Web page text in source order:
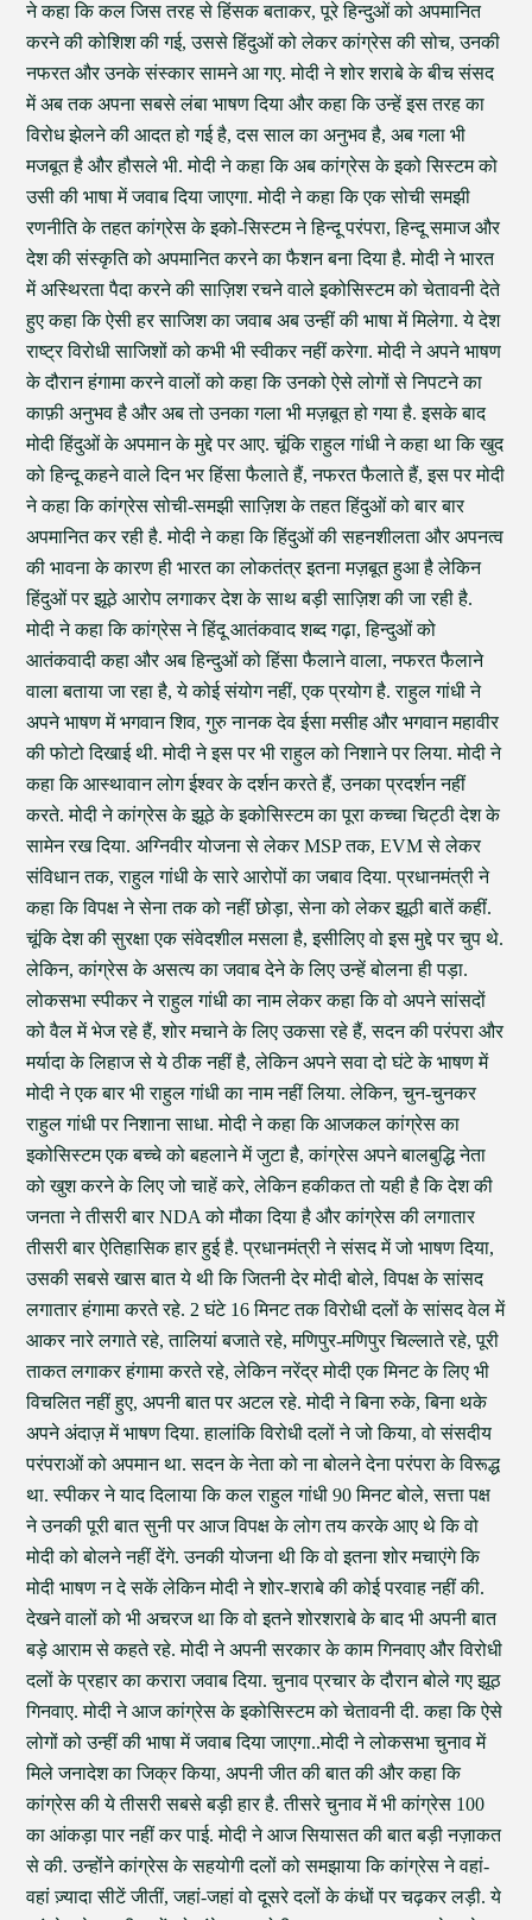
ने कहा कि कल जिस तरह से हिंसक बताकर, पूरे हिन्दुओं को अपमानित
करने की कोशिश की गई, उससे हिंदुओं को लेकर कांग्रेस की सोच, उनकी
नफरत और उनके संस्कार सामने आ गए. मोदी ने शोर शराबे के बीच संसद
में अब तक अपना सबसे लंबा भाषण दिया और कहा कि उन्हें इस तरह का
विरोध झेलने की आदत हो गई है, दस साल का अनुभव है, अब गला भी
मजबूत है और हौसले भी. मोदी ने कहा कि अब कांग्रेस के इको सिस्टम को
उसी की भाषा में जवाब दिया जाएगा. मोदी ने कहा कि एक सोची समझी
रणनीति के तहत कांग्रेस के इको-सिस्टम ने हिन्दू परंपरा, हिन्दू समाज और
देश की संस्कृति को अपमानित करने का फैशन बना दिया है. मोदी ने भारत
में अस्थिरता पैदा करने की साज़िश रचने वाले इकोसिस्टम को चेतावनी देते
हुए कहा कि ऐसी हर साजिश का जवाब अब उन्हीं की भाषा में मिलेगा. ये देश
राष्ट्र विरोधी साजिशों को कभी भी स्वीकर नहीं करेगा. मोदी ने अपने भाषण
के दौरान हंगामा करने वालों को कहा कि उनको ऐसे लोगों से निपटने का
काफ़ी अनुभव है और अब तो उनका गला भी मज़बूत हो गया है. इसके बाद
मोदी हिंदुओं के अपमान के मुद्दे पर आए. चूंकि राहुल गांधी ने कहा था कि खुद
को हिन्दू कहने वाले दिन भर हिंसा फैलाते हैं, नफरत फैलाते हैं, इस पर मोदी
ने कहा कि कांग्रेस सोची-समझी साज़िश के तहत हिंदुओं को बार बार
अपमानित कर रही है. मोदी ने कहा कि हिंदुओं की सहनशीलता और अपनत्व
की भावना के कारण ही भारत का लोकतंत्र इतना मज़बूत हुआ है लेकिन
हिंदुओं पर झूठे आरोप लगाकर देश के साथ बड़ी साज़िश की जा रही है.
मोदी ने कहा कि कांग्रेस ने हिंदू आतंकवाद शब्द गढ़ा, हिन्दुओं को
आतंकवादी कहा और अब हिन्दुओं को हिंसा फैलाने वाला, नफरत फैलाने
वाला बताया जा रहा है, ये कोई संयोग नहीं, एक प्रयोग है. राहुल गांधी ने
अपने भाषण में भगवान शिव, गुरु नानक देव ईसा मसीह और भगवान महावीर
की फोटो दिखाई थी. मोदी ने इस पर भी राहुल को निशाने पर लिया. मोदी ने
कहा कि आस्थावान लोग ईश्वर के दर्शन करते हैं, उनका प्रदर्शन नहीं
करते. मोदी ने कांग्रेस के झूठे के इकोसिस्टम का पूरा कच्चा चिट्ठी देश के
सामेन रख दिया. अग्निवीर योजना से लेकर MSP तक, EVM से लेकर
संविधान तक, राहुल गांधी के सारे आरोपों का जबाव दिया. प्रधानमंत्री ने
कहा कि विपक्ष ने सेना तक को नहीं छोड़ा, सेना को लेकर झूठी बातें कहीं.
चूंकि देश की सुरक्षा एक संवेदशील मसला है, इसीलिए वो इस मुद्दे पर चुप थे.
लेकिन, कांग्रेस के असत्य का जवाब देने के लिए उन्हें बोलना ही पड़ा.
लोकसभा स्पीकर ने राहुल गांधी का नाम लेकर कहा कि वो अपने सांसदों
को वैल में भेज रहे हैं, शोर मचाने के लिए उकसा रहे हैं, सदन की परंपरा और
मर्यादा के लिहाज से ये ठीक नहीं है, लेकिन अपने सवा दो घंटे के भाषण में
मोदी ने एक बार भी राहुल गांधी का नाम नहीं लिया. लेकिन, चुन-चुनकर
राहुल गांधी पर निशाना साधा. मोदी ने कहा कि आजकल कांग्रेस का
इकोसिस्टम एक बच्चे को बहलाने में जुटा है, कांग्रेस अपने बालबुद्धि नेता
को खुश करने के लिए जो चाहें करे, लेकिन हकीकत तो यही है कि देश की
जनता ने तीसरी बार NDA को मौका दिया है और कांग्रेस की लगातार
तीसरी बार ऐतिहासिक हार हुई है. प्रधानमंत्री ने संसद में जो भाषण दिया,
उसकी सबसे खास बात ये थी कि जितनी देर मोदी बोले, विपक्ष के सांसद
लगातार हंगामा करते रहे. 2 घंटे 16 मिनट तक विरोधी दलों के सांसद वेल में
आकर नारे लगाते रहे, तालियां बजाते रहे, मणिपुर-मणिपुर चिल्लाते रहे, पूरी
ताकत लगाकर हंगामा करते रहे, लेकिन नरेंद्र मोदी एक मिनट के लिए भी
विचलित नहीं हुए, अपनी बात पर अटल रहे. मोदी ने बिना रुके, बिना थके
अपने अंदाज़ में भाषण दिया. हालांकि विरोधी दलों ने जो किया, वो संसदीय
परंपराओं को अपमान था. सदन के नेता को ना बोलने देना परंपरा के विरूद्ध
था. स्पीकर ने याद दिलाया कि कल राहुल गांधी 90 मिनट बोले, सत्ता पक्ष
ने उनकी पूरी बात सुनी पर आज विपक्ष के लोग तय करके आए थे कि वो
मोदी को बोलने नहीं देंगे. उनकी योजना थी कि वो इतना शोर मचाएंगे कि
मोदी भाषण न दे सकें लेकिन मोदी ने शोर-शराबे की कोई परवाह नहीं की.
देखने वालों को भी अचरज था कि वो इतने शोरशराबे के बाद भी अपनी बात
बड़े आराम से कहते रहे. मोदी ने अपनी सरकार के काम गिनवाए और विरोधी
दलों के प्रहार का करारा जवाब दिया. चुनाव प्रचार के दौरान बोले गए झूठ
गिनवाए. मोदी ने आज कांग्रेस के इकोसिस्टम को चेतावनी दी. कहा कि ऐसे
लोगों को उन्हीं की भाषा में जवाब दिया जाएगा..मोदी ने लोकसभा चुनाव में
मिले जनादेश का जिक्र किया, अपनी जीत की बात की और कहा कि
कांग्रेस की ये तीसरी सबसे बड़ी हार है. तीसरे चुनाव में भी कांग्रेस 100
का आंकड़ा पार नहीं कर पाई. मोदी ने आज सियासत की बात बड़ी नज़ाकत
से की. उन्होंने कांग्रेस के सहयोगी दलों को समझाया कि कांग्रेस ने वहां-
वहां ज़्यादा सीटें जीतीं, जहां-जहां वो दूसरे दलों के कंधों पर चढ़कर लड़ी. ये